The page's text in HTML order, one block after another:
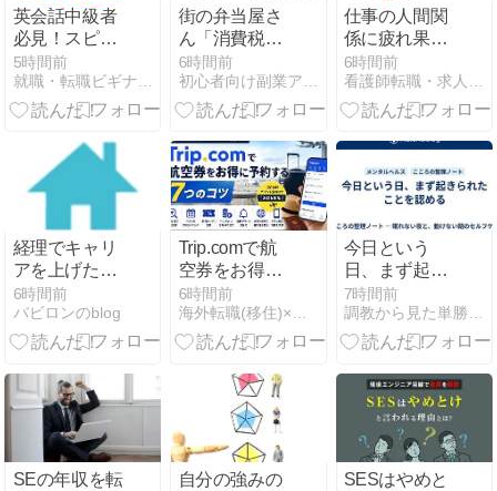
英会話中級者
必見！スピー
キング力向上
テクニック
5時間前
街の弁当屋さ
ん「消費税が
下がっても値
下げしませ
ん」
6時間前
仕事の人間関
係に疲れ果て
た！？他人は
自分が思って
いるほど気に
た！？「いい
人」をやめて
自分らしく生
6時間前
経理でキャリ
アを上げたい
人へ。MS-
Japanで狙え
るポジション
6時間前
バビロンのblog
Trip.comで航
空券をお得に
予約する7つ
のコツ｜LCC
比較・ポイン
【2026年版】
6時間前
今日という
日、まず起き
られたことを
認める
7時間前
SEの年収を転
自分の強みの
SESはやめと